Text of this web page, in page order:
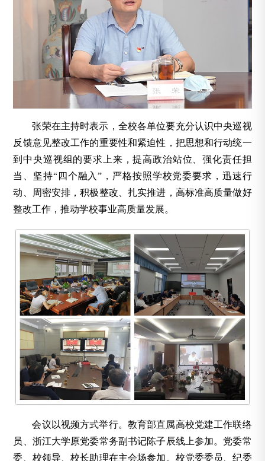
张荣在主持时表示，全校各单位要充分认识中央巡视
反馈意见整改工作的重要性和紧迫性，把思想和行动统一
到中央巡视组的要求上来，提高政治站位、强化责任担
当、坚持“四个融入”，严格按照学校党委要求，迅速行
动、周密安排，积极整改、扎实推进，高标准高质量做好
整改工作，推动学校事业高质量发展。
会议以视频方式举行。教育部直属高校党建工作联络
员、浙江大学原党委常务副书记陈子辰线上参加。党委常
委、校领导、校长助理在主会场参加。校党委委员、纪委